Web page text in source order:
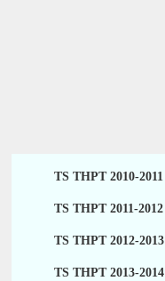
TS THPT 2010-2011
TS THPT 2011-2012
TS THPT 2012-2013
TS THPT 2013-2014